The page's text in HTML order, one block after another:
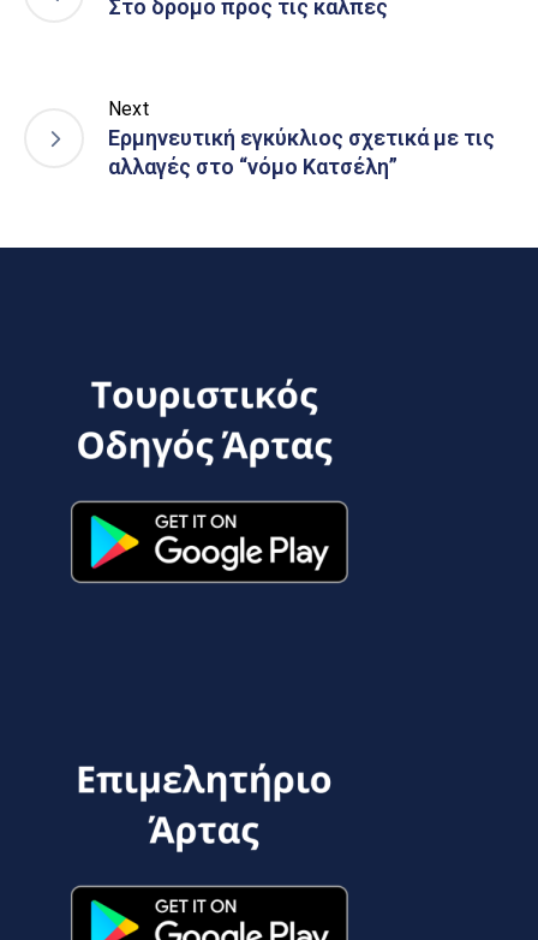
Στο δρόμο προς τις κάλπες
Next
Ερμηνευτική εγκύκλιος σχετικά με τις
αλλαγές στο “νόμο Κατσέλη”